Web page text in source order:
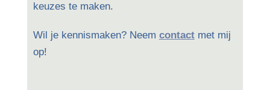
keuzes te maken.
Wil je kennismaken? Neem contact met mij
op!